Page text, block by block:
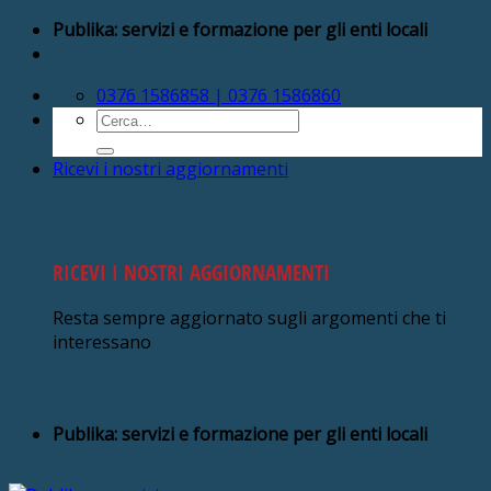
Salta Publika: servizi e formazione per gli enti locali
0376 1586858 | 0376 1586860
Cerca:
Ricevi i nostri aggiornamenti
RICEVI I NOSTRI AGGIORNAMENTI
Resta sempre aggiornato sugli argomenti che ti
interessano
Publika: servizi e formazione per gli enti locali